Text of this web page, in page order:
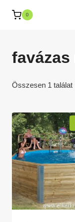
0
favázas
Összesen 1 találat